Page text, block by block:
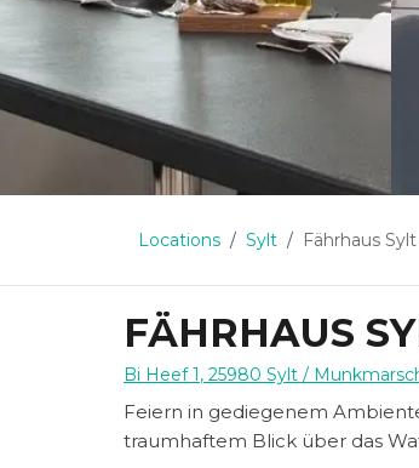
Locations Sylt Fährhaus
FÄHRHAUS
Bi Heef 1, 25980 Sylt /
Feiern in gediegenem
traumhaftem Blick über das